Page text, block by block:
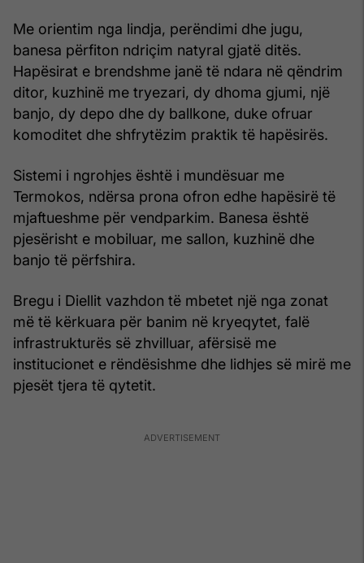
Me orientim nga lindja, perëndimi dhe jugu,
banesa përfiton ndriçim natyral gjatë ditës.
Hapësirat e brendshme janë të ndara në qëndrim
ditor, kuzhinë me tryezari, dy dhoma gjumi, një
banjo, dy depo dhe dy ballkone, duke ofruar
komoditet dhe shfrytëzim praktik të hapësirës.
Sistemi i ngrohjes është i mundësuar me
Termokos, ndërsa prona ofron edhe hapësirë të
mjaftueshme për vendparkim. Banesa është
pjesërisht e mobiluar, me sallon, kuzhinë dhe
banjo të përfshira.
Bregu i Diellit vazhdon të mbetet një nga zonat
më të kërkuara për banim në kryeqytet, falë
infrastrukturës së zhvilluar, afërsisë me
institucionet e rëndësishme dhe lidhjes së mirë me
pjesët tjera të qytetit.